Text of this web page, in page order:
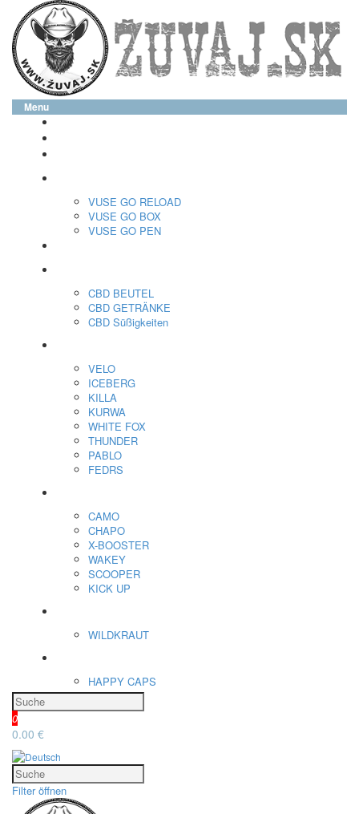
Menu
VUSE GO RELOAD
VUSE GO BOX
VUSE GO PEN
CBD BEUTEL
CBD GETRÄNKE
CBD Süßigkeiten
VELO
ICEBERG
KILLA
KURWA
WHITE FOX
THUNDER
PABLO
FEDRS
CAMO
CHAPO
X-BOOSTER
WAKEY
SCOOPER
KICK UP
WILDKRAUT
HAPPY CAPS
0
0.00 €
Filter öffnen